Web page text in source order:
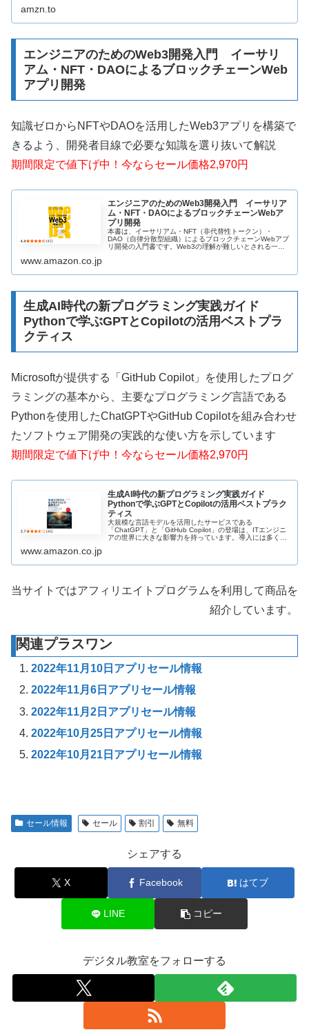
amzn.to
エンジニアのためのWeb3開発入門 イーサリ
アム・NFT・DAOによるブロックチェーンWeb
アプリ開発
知識ゼロからNFTやDAOを活用したWeb3アプリを構築で
きるよう、開発者目線で必要な知識を選り抜いて解説
期間限定で値下げ中！今ならセール価格2,970円
エンジニアのためのWeb3開発入門 イーサリア
ム・NFT・DAOによるブロックチェーンWebア
プリ開発
本書は、イーサリアム・NFT（非代替性トークン）・
DAO（自律分散型組織）によるブロックチェーンWebアプ
リ開発の入門書です。Web3の理解が難しいとされる一因
www.amazon.co.jp
生成AI時代の新プログラミング実践ガイド
Pythonで学ぶGPTとCopilotの活用ベストプラ
クティス
Microsoftが提供する「GitHub Copilot」を使用したプログ
ラミングの基本から、主要なプログラミング言語である
Pythonを使用したChatGPTやGitHub Copilotを組み合わせ
たソフトウェア開発の実践的な使い方を示しています
期間限定で値下げ中！今ならセール価格2,970円
生成AI時代の新プログラミング実践ガイド
Pythonで学ぶGPTとCopilotの活用ベストプラク
ティス
大規模な言語モデルを活用したサービスである
「ChatGPT」と「GitHub Copilot」の登場は、ITエンジニ
アの世界に大きな影響力を持っています。導入には多くの
www.amazon.co.jp
当サイトではアフィリエイトプログラムを利用して商品を
紹介しています。
関連プラスワン
2022年11月10日アプリセール情報
2022年11月6日アプリセール情報
2022年11月2日アプリセール情報
2022年10月25日アプリセール情報
2022年10月21日アプリセール情報
セール情報 セール 割引 無料
シェアする
X Facebook はてブ
LINE コピー
デジタル教室をフォローする